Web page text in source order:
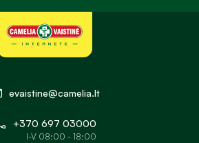
evaistine@camelia.lt
+370 697 03000
I-V 08:00 - 18:00